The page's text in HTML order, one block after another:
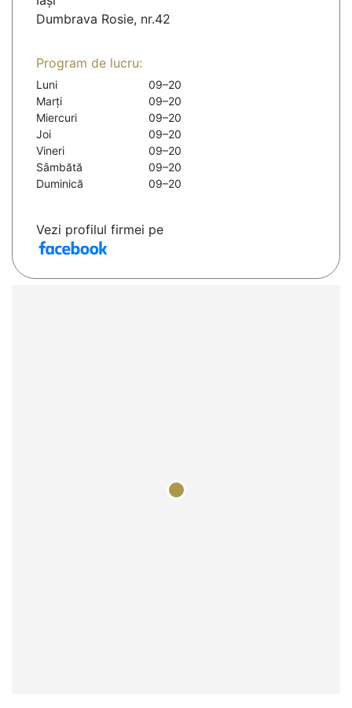
Dumbrava Rosie, nr.42
Program de lucru:
Luni
09–20
Marți
09–20
Miercuri
09–20
Joi
09–20
Vineri
09–20
Sâmbătă
09–20
Duminică
09–20
Vezi profilul firmei pe